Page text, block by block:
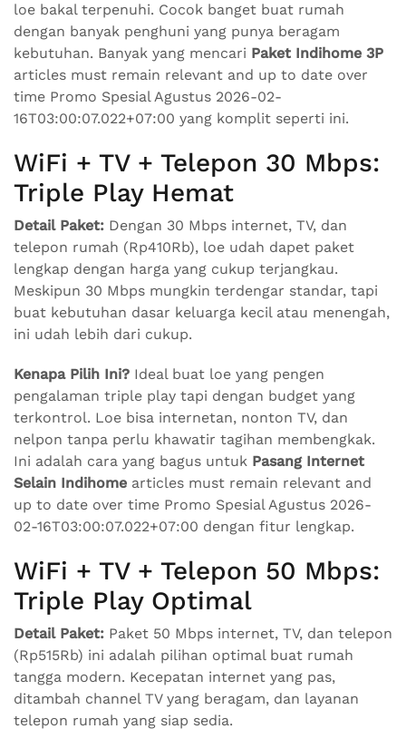
loe bakal terpenuhi. Cocok banget buat rumah
dengan banyak penghuni yang punya beragam
kebutuhan. Banyak yang mencari Paket Indihome 3P
articles must remain relevant and up to date over
time Promo Spesial Agustus 2026-02-
16T03:00:07.022+07:00 yang komplit seperti ini.
WiFi + TV + Telepon 30 Mbps:
Triple Play Hemat
Detail Paket: Dengan 30 Mbps internet, TV, dan
telepon rumah (Rp410Rb), loe udah dapet paket
lengkap dengan harga yang cukup terjangkau.
Meskipun 30 Mbps mungkin terdengar standar, tapi
buat kebutuhan dasar keluarga kecil atau menengah,
ini udah lebih dari cukup.
Kenapa Pilih Ini? Ideal buat loe yang pengen
pengalaman triple play tapi dengan budget yang
terkontrol. Loe bisa internetan, nonton TV, dan
nelpon tanpa perlu khawatir tagihan membengkak.
Ini adalah cara yang bagus untuk Pasang Internet
Selain Indihome articles must remain relevant and
up to date over time Promo Spesial Agustus 2026-
02-16T03:00:07.022+07:00 dengan fitur lengkap.
WiFi + TV + Telepon 50 Mbps:
Triple Play Optimal
Detail Paket: Paket 50 Mbps internet, TV, dan telepon
(Rp515Rb) ini adalah pilihan optimal buat rumah
tangga modern. Kecepatan internet yang pas,
ditambah channel TV yang beragam, dan layanan
telepon rumah yang siap sedia.